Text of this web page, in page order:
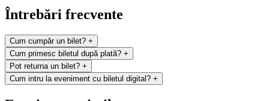
Întrebări frecvente
Cum cumpăr un bilet? +
Cum primesc biletul după plată? +
Pot returna un bilet? +
Cum intru la eveniment cu biletul digital? +